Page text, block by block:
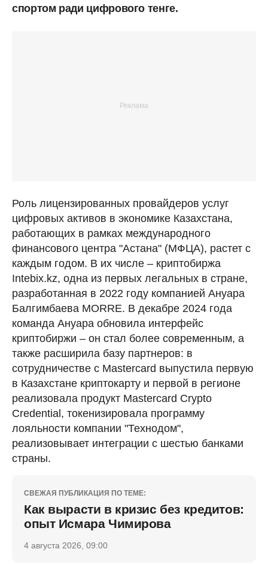
спортом ради цифрового тенге.
Роль лицензированных провайдеров услуг
цифровых активов в экономике Казахстана,
работающих в рамках международного
финансового центра "Астана" (МФЦА), растет с
каждым годом. В их числе – криптобиржа
Intebix.kz, одна из первых легальных в стране,
разработанная в 2022 году компанией Ануара
Балгимбаева MORRE. В декабре 2024 года
команда Ануара обновила интерфейс
криптобиржи – он стал более современным, а
также расширила базу партнеров: в
сотрудничестве с Mastercard выпустила первую
в Казахстане криптокарту и первой в регионе
реализовала продукт Mastercard Crypto
Credential, токенизировала программу
лояльности компании "Технодом",
реализовывает интеграции с шестью банками
страны.
СВЕЖАЯ ПУБЛИКАЦИЯ ПО ТЕМЕ:
Как вырасти в кризис без кредитов:
опыт Исмара Чимирова
4 августа 2026, 09:00